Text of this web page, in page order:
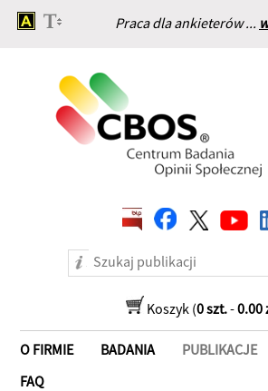
Praca dla ankieterów ...
Koszyk (0 szt.-0.00
O FIRMIE BADANIA PUBLIKACJE
FAQ